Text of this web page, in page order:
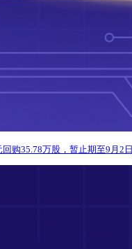
购35.78万股，暂止期至9月2日